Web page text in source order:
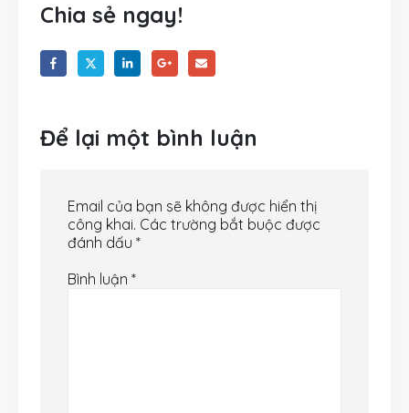
Chia sẻ ngay!
Để lại một bình luận
Email của bạn sẽ không được hiển thị
công khai. Các trường bắt buộc được
đánh dấu *
Bình luận *